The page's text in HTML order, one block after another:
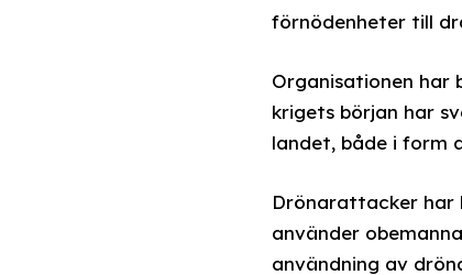
förnödenheter till
Organisationen har
krigets början har
landet, både i form
Drönarattacker har
använder
användning av